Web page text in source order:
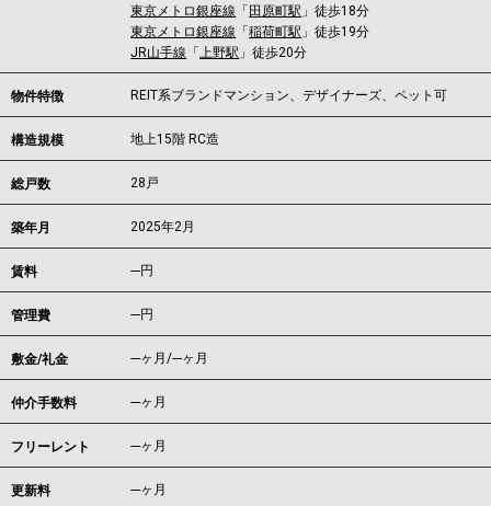
東京メトロ銀座線 「 田原町駅 」徒歩18分
東京メトロ銀座線 「稲荷町駅 」徒歩19分
JR山手線 「上野駅 」徒歩20分
物件特徴 REIT系ブランドマンション、デザイナーズ、ペット可
構造規模 地上15階 RC造
総戸数 28戸
築年月 2025年2月
賃料 ---円
管理費 ---円
敷金/礼金 ---ヶ月/---ヶ月
仲介手数料 ---ヶ月
フリーレント ---ヶ月
更新料 ---ヶ月